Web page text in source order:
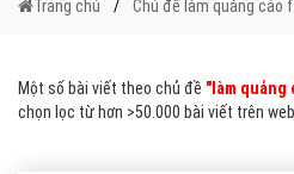
Trang chủ Chủ đề làm quảng cáo
Một số bài viết theo chủ đề "làm quảng
chọn lọc từ hơn >50.000 bài viết trên